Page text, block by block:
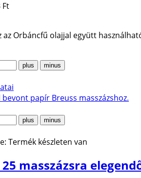
Ft
az Orbáncfű olajjal együtt
Termék készleten van
masszázsra